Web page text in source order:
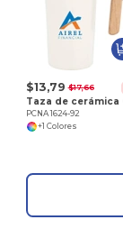
$13,79 $17,66
PCNA 1624-92
+1 Colores